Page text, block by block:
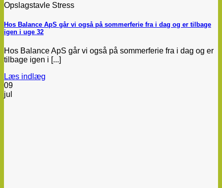
Opslagstavle Stress
Hos Balance ApS går vi også på sommerferie fra i dag og er tilbage
igen i uge 32
Hos Balance ApS går vi også på sommerferie fra i dag og er
tilbage igen i [...]
Læs indlæg
09
jul